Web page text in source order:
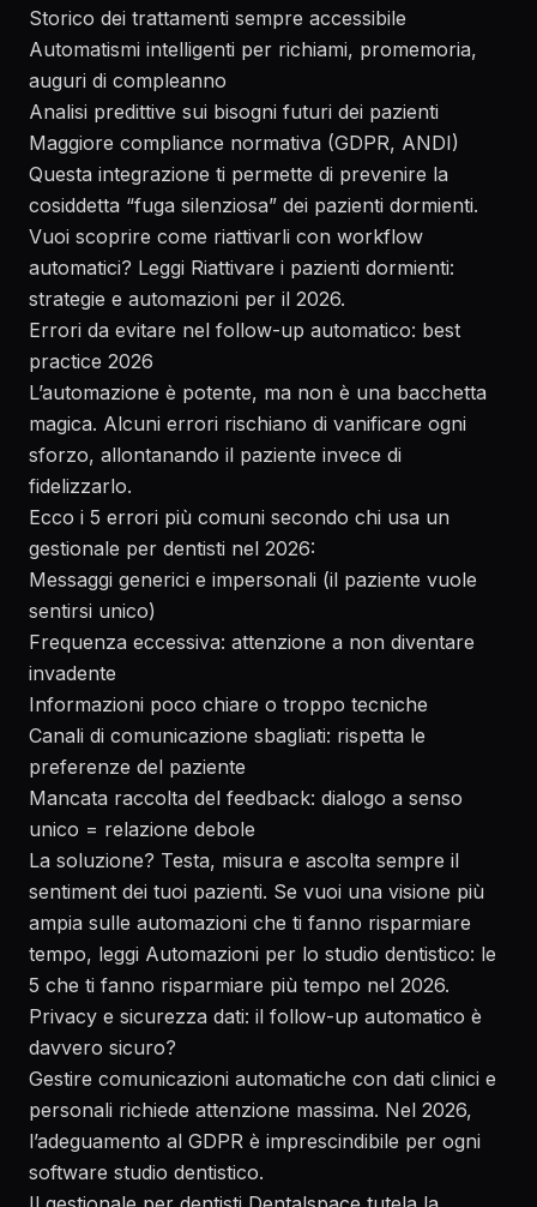
Storico dei trattamenti sempre accessibile
Automatismi intelligenti per richiami, promemoria,
auguri di compleanno
Analisi predittive sui bisogni futuri dei pazienti
Maggiore compliance normativa (GDPR, ANDI)
Questa integrazione ti permette di prevenire la
cosiddetta “fuga silenziosa” dei pazienti dormienti.
Vuoi scoprire come riattivarli con workflow
automatici? Leggi Riattivare i pazienti dormienti:
strategie e automazioni per il 2026.
Errori da evitare nel follow-up automatico: best
practice 2026
L’automazione è potente, ma non è una bacchetta
magica. Alcuni errori rischiano di vanificare ogni
sforzo, allontanando il paziente invece di
fidelizzarlo.
Ecco i 5 errori più comuni secondo chi usa un
gestionale per dentisti nel 2026:
Messaggi generici e impersonali (il paziente vuole
sentirsi unico)
Frequenza eccessiva: attenzione a non diventare
invadente
Informazioni poco chiare o troppo tecniche
Canali di comunicazione sbagliati: rispetta le
preferenze del paziente
Mancata raccolta del feedback: dialogo a senso
unico = relazione debole
La soluzione? Testa, misura e ascolta sempre il
sentiment dei tuoi pazienti. Se vuoi una visione più
ampia sulle automazioni che ti fanno risparmiare
tempo, leggi Automazioni per lo studio dentistico: le
5 che ti fanno risparmiare più tempo nel 2026.
Privacy e sicurezza dati: il follow-up automatico è
davvero sicuro?
Gestire comunicazioni automatiche con dati clinici e
personali richiede attenzione massima. Nel 2026,
l’adeguamento al GDPR è imprescindibile per ogni
software studio dentistico.